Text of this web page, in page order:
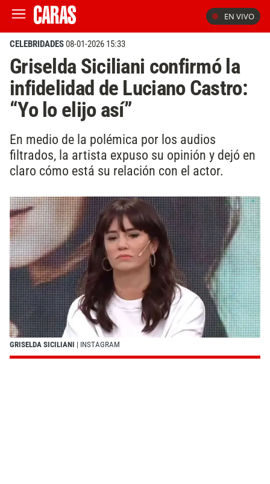
EN VIVO
CELEBRIDADES08-01-2026 15:33
Griselda Siciliani confirmó la
infidelidad de Luciano Castro:
“Yo lo elijo así”
En medio de la polémica por los audios
filtrados, la artista expuso su opinión y dejó en
claro cómo está su relación con el actor.
GRISELDA SICILIANI | INSTAGRAM